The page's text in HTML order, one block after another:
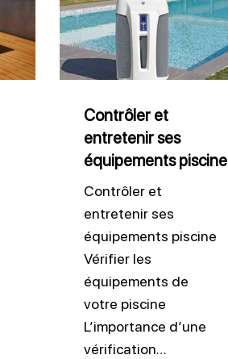
et
entretenir
ses
équipements
piscineContrôler et
entretenir ses
équipements piscine
Contrôler et
entretenir ses
équipements piscine
Vérifier les
équipements de
votre piscine
L’importance d’une
vérification…